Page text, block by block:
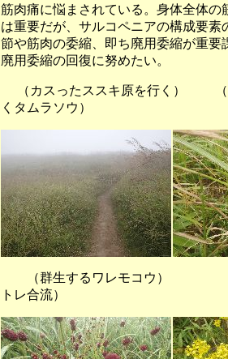
筋肉痛に悩まされている。身体全体
は重要だが、サルコペニアの構成要
節や筋肉の委縮、即ち廃用委縮が重
廃用委縮の回復に努めたい。
（カスったススキ原を行く） （
くタムラソウ）
（群生するワレモコウ）
トレ合流）